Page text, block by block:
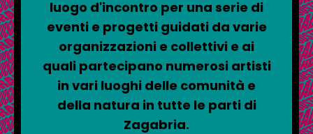
luogo d'incontro per una serie di
eventi e progetti guidati da varie
organizzazioni e collettivi e ai
quali partecipano numerosi artisti
in vari luoghi delle comunità e
della natura in tutte le parti di
Zagabria.